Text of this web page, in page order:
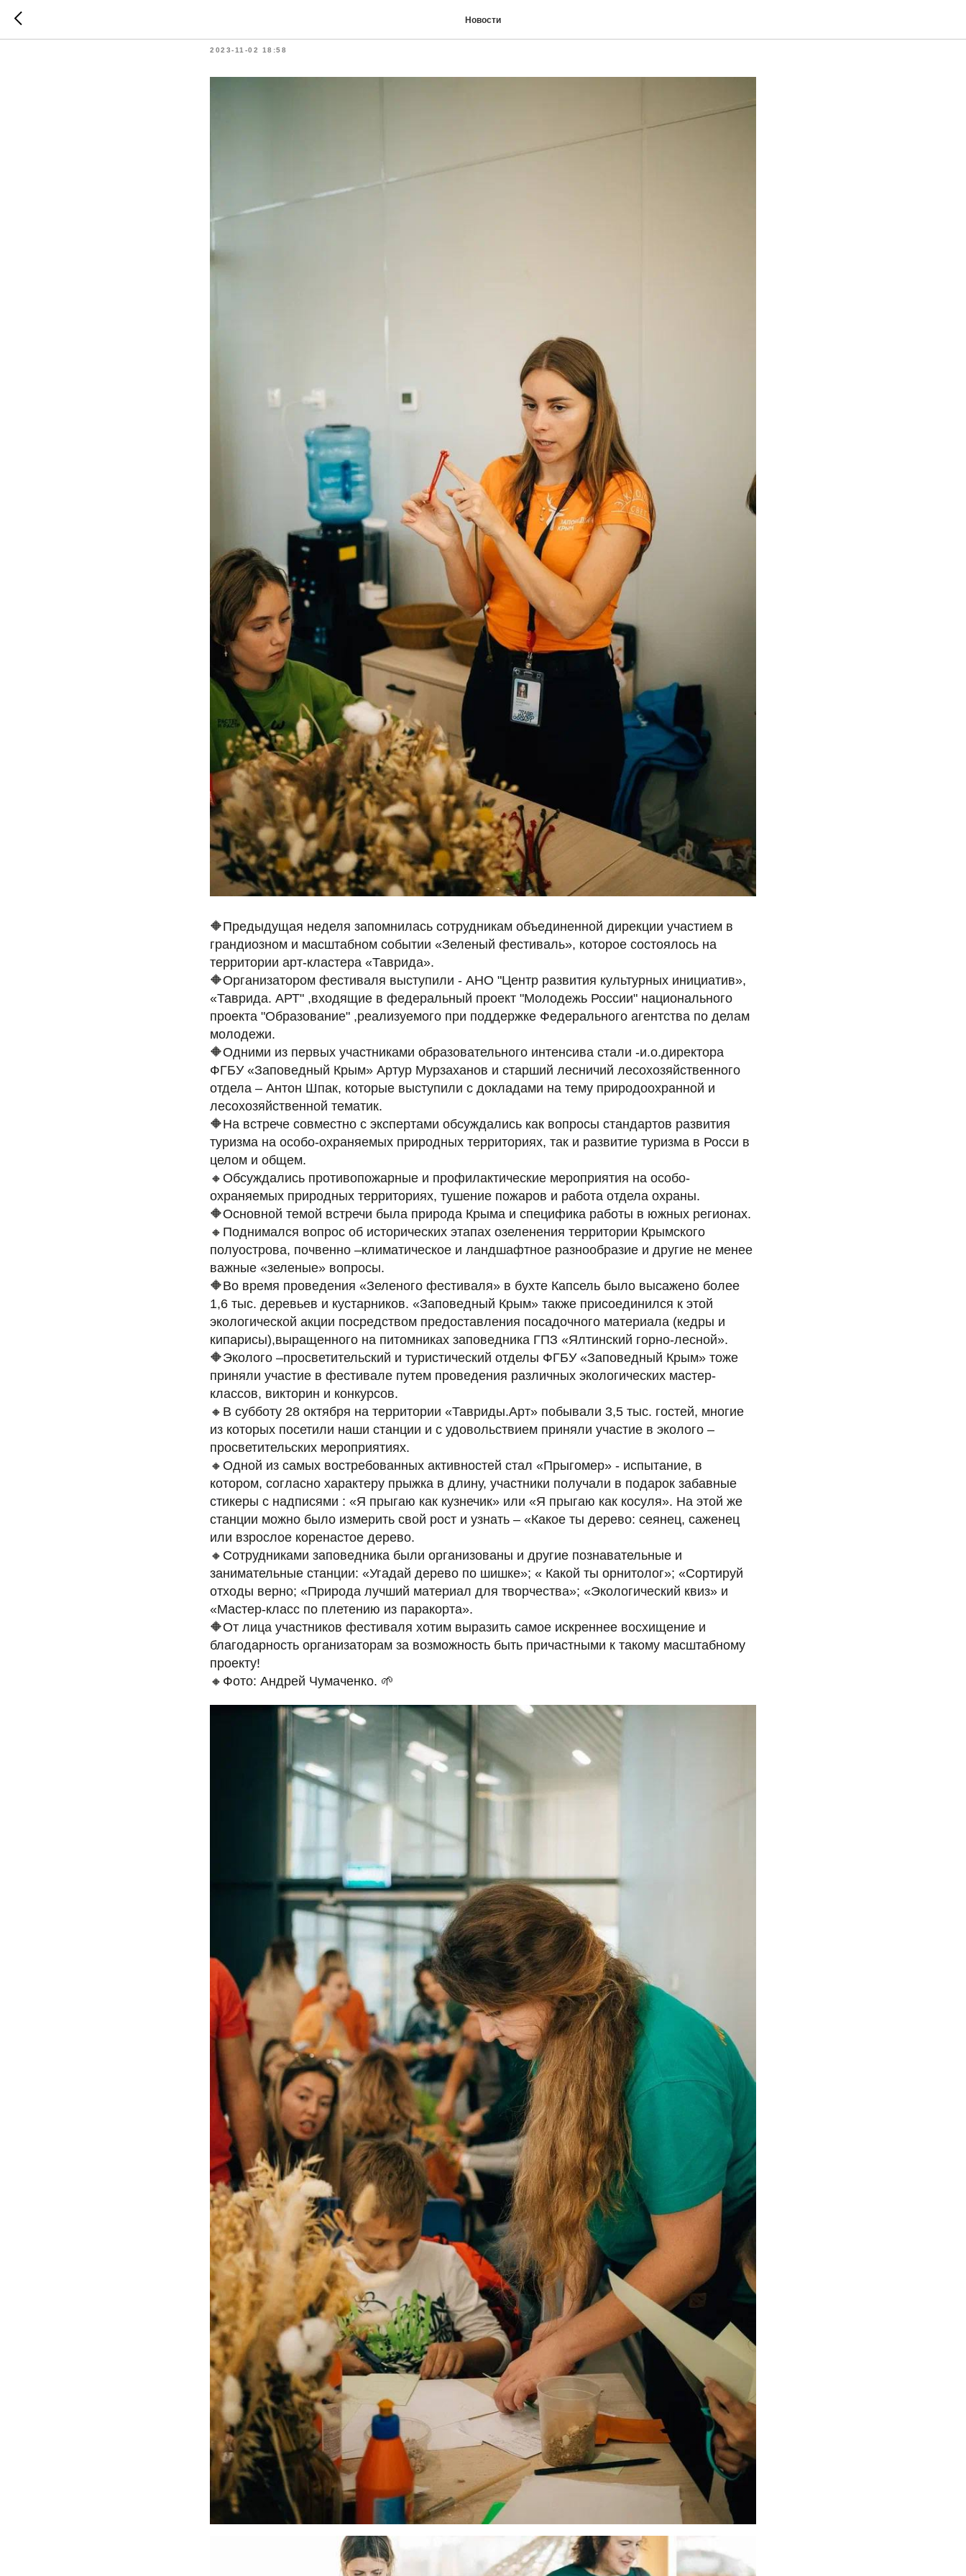
Новости
Зеленый фестиваль
2023-11-02 18:58
🔶Предыдущая неделя запомнилась сотрудникам объединенной дирекции участием в
грандиозном и масштабном событии «Зеленый фестиваль», которое состоялось на
территории арт-кластера «Таврида».
🔶Организатором фестиваля выступили - АНО "Центр развития культурных инициатив»,
«Таврида. АРТ" ,входящие в федеральный проект "Молодежь России" национального
проекта "Образование" ,реализуемого при поддержке Федерального агентства по делам
молодежи.
🔶Одними из первых участниками образовательного интенсива стали -и.о.директора
ФГБУ «Заповедный Крым» Артур Мурзаханов и старший лесничий лесохозяйственного
отдела – Антон Шпак, которые выступили с докладами на тему природоохранной и
лесохозяйственной тематик.
🔶На встрече совместно с экспертами обсуждались как вопросы стандартов развития
туризма на особо-охраняемых природных территориях, так и развитие туризма в Росси в
целом и общем.
🔸Обсуждались противопожарные и профилактические мероприятия на особо-
охраняемых природных территориях, тушение пожаров и работа отдела охраны.
🔶Основной темой встречи была природа Крыма и специфика работы в южных регионах.
🔸Поднимался вопрос об исторических этапах озеленения территории Крымского
полуострова, почвенно –климатическое и ландшафтное разнообразие и другие не менее
важные «зеленые» вопросы.
🔶Во время проведения «Зеленого фестиваля» в бухте Капсель было высажено более
1,6 тыс. деревьев и кустарников. «Заповедный Крым» также присоединился к этой
экологической акции посредством предоставления посадочного материала (кедры и
кипарисы),выращенного на питомниках заповедника ГПЗ «Ялтинский горно-лесной».
🔶Эколого –просветительский и туристический отделы ФГБУ «Заповедный Крым» тоже
приняли участие в фестивале путем проведения различных экологических мастер-
классов, викторин и конкурсов.
🔸В субботу 28 октября на территории «Тавриды.Арт» побывали 3,5 тыс. гостей, многие
из которых посетили наши станции и с удовольствием приняли участие в эколого –
просветительских мероприятиях.
🔸Одной из самых востребованных активностей стал «Прыгомер» - испытание, в
котором, согласно характеру прыжка в длину, участники получали в подарок забавные
стикеры с надписями : «Я прыгаю как кузнечик» или «Я прыгаю как косуля». На этой же
станции можно было измерить свой рост и узнать – «Какое ты дерево: сеянец, саженец
или взрослое коренастое дерево.
🔸Сотрудниками заповедника были организованы и другие познавательные и
занимательные станции: «Угадай дерево по шишке»; « Какой ты орнитолог»; «Сортируй
отходы верно; «Природа лучший материал для творчества»; «Экологический квиз» и
«Мастер-класс по плетению из паракорта».
🔶От лица участников фестиваля хотим выразить самое искреннее восхищение и
благодарность организаторам за возможность быть причастными к такому масштабному
проекту!
🔸Фото: Андрей Чумаченко. 🌱